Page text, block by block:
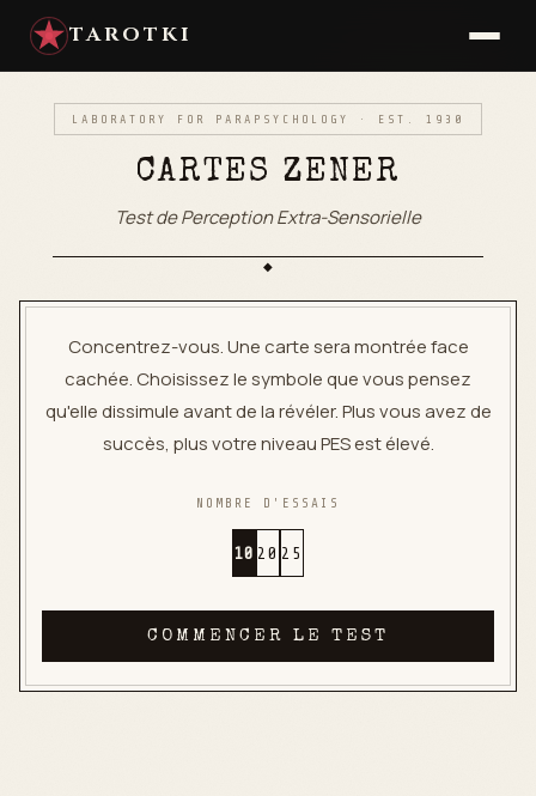
TAROTKI
LABORATORY FOR PARAPSYCHOLOGY · EST. 1930
CARTES ZENER
Test de Perception Extra-Sensorielle
◆
Concentrez-vous. Une carte sera montrée face
cachée. Choisissez le symbole que vous pensez
qu'elle dissimule avant de la révéler. Plus vous avez de
succès, plus votre niveau PES est élevé.
NOMBRE D'ESSAIS
10 20 25
COMMENCER LE TEST